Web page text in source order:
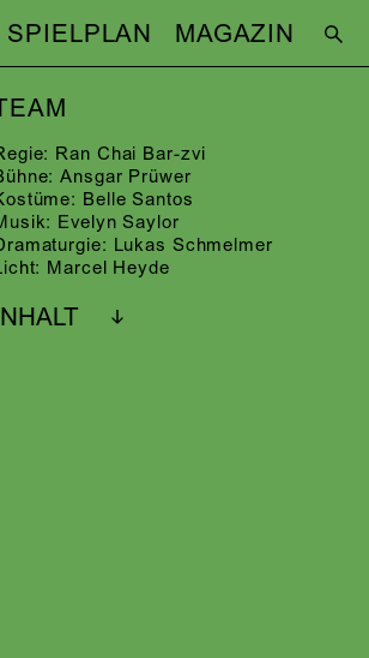
SPIELPLAN MAGAZIN
Ran Chai Bar-zvi
Ansgar Prüwer
Belle Santos
Evelyn Saylor
Lukas Schmelmer
Marcel Heyde